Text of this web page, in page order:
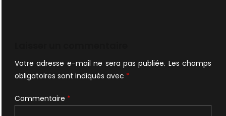
Votre adresse e-mail ne sera pas publiée. Les champs
obligatoires sont indiqués avec *
Commentaire *